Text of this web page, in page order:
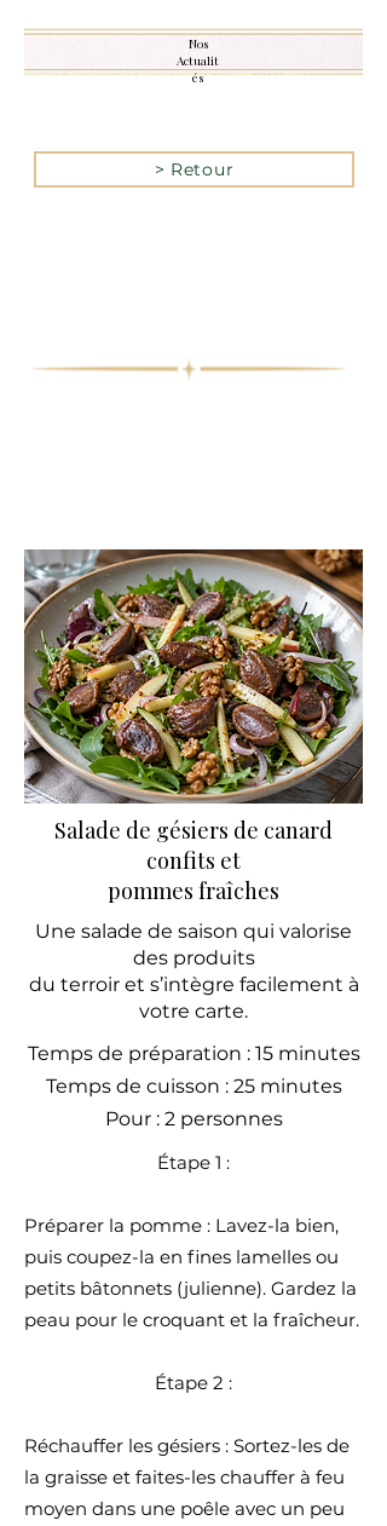
Nos
Actualit
és
> Retour
Salade de gésiers de canard
confits et
pommes fraîches
Une salade de saison qui valorise
des produits
du terroir et s’intègre facilement à
votre carte.
Temps de préparation : 15 minutes
Temps de cuisson : 25 minutes
Pour : 2 personnes
Étape 1 :
​Préparer la pomme : Lavez-la bien,
puis coupez-la en fines lamelles ou
petits bâtonnets (julienne). Gardez la
peau pour le croquant et la fraîcheur.
Étape 2 :
Réchauffer les gésiers : Sortez-les de
la graisse et faites-les chauffer à feu
moyen dans une poêle avec un peu